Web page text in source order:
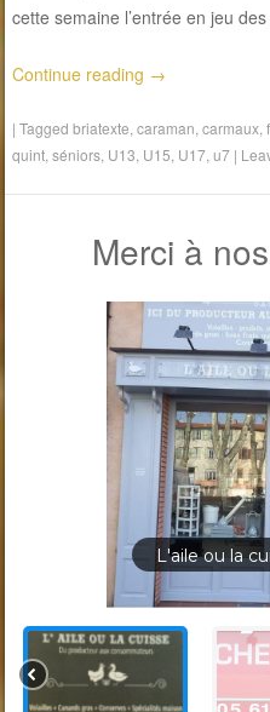
cette semaine l’entrée en jeu
Continue reading →
|Taggedbriatexte ,caraman ,carmaux ,
quint ,séniors U13 U15 U17 ,u7 |
Merci à
L'aile ou la